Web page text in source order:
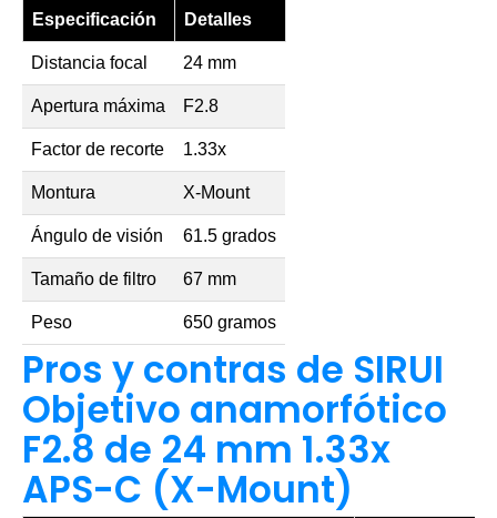
Especificación Detalles
Distancia focal 24 mm
Apertura máxima F2.8
Factor de recorte 1.33x
Montura X-Mount
Ángulo de visión 61.5 grados
Tamaño de filtro 67 mm
Peso 650 gramos
Pros y contras de SIRUI
Objetivo anamorfótico
F2.8 de 24 mm 1.33x
APS-C (X-Mount)